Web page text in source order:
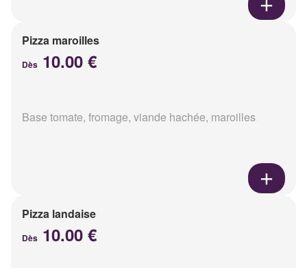
Pizza maroilles
Dès 10.00 €
Base tomate, fromage, viande hachée, maroilles
Pizza landaise
Dès 10.00 €